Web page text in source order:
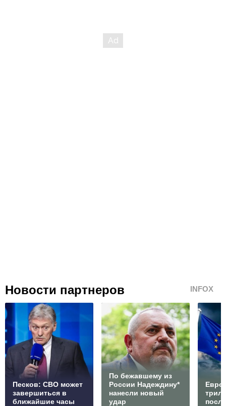
Новости партнеров INFOX
Песков: СВО может
завершиться в
ближайшие часы
По бежавшему из
России Надеждину*
нанесли новый
удар